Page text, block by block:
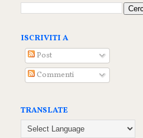
ISCRIVITI A
Post
Commenti
TRANSLATE